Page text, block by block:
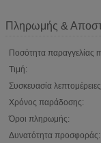
Πληρωμής &
Ποσότητα παραγγελίας
Τιμή:
Συσκευασία
Χρόνος παράδοσης:
Όροι πληρωμής:
Δυνατότητα προσφοράς: